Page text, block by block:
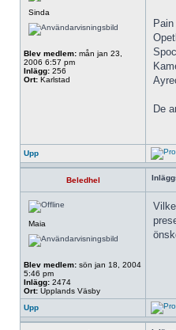
Sinda
Blev medlem: mån jan 23,
2006 6:57 pm
Inlägg: 256
Ort: Karlstad
De
Upp
Beledhel
Maia
Blev medlem: sön jan 18, 2004
5:46 pm
Inlägg: 2474
Ort: Upplands Väsby
Upp